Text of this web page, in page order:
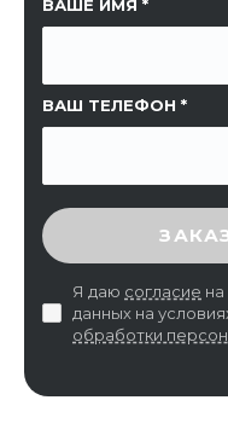
ВАШЕ ИМЯ
ВАШ ТЕЛЕФОН
ВВЕДИТЕ
Я даю согласие
данных на
обработки